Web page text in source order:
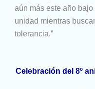
aún más este año
unidad mientras
tolerancia.”
Celebración del 8º